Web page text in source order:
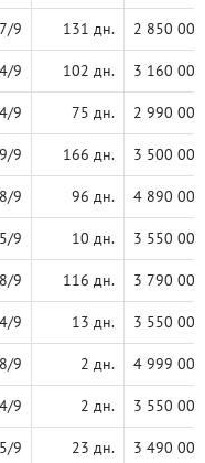
7/9 131 дн. 2 850 000
4/9 102 дн. 3 160 000
4/9 75 дн. 2 990 000
9/9 166 дн. 3 500 000
8/9 96 дн. 4 890 000
5/9 10 дн. 3 550 000
8/9 116 дн. 3 790 000
4/9 13 дн. 3 550 000
8/9 2 дн. 4 999 000
4/9 2 дн. 3 550 000
5/9 23 дн. 3 490 000